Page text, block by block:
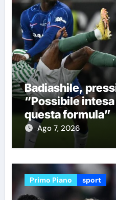
Badiashile,
“Possibile
questa formula”
Ago 7, 2026
Primo Piano sport